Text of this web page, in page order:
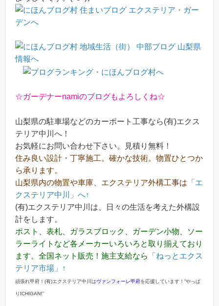
☆ガーデナーnamiのブログもよろしくね☆
山梨県の駐車場などのカーポート工事なら(有)エクス
テリア中川へ！
お気軽にお問い合わせ下さい。見積り無料！
住み良い設計・丁寧施工。確かな技術。物置ひとつか
ら承ります。
山梨県内の物置や車庫、エクステリア外構工事は 「エ
クステリア中川」へ↑
(有)エクステリア中川は、日々の生活を考えた外構設
計をします。
ポスト、表札、ガラスブロック、ガーデン小物、ソー
ラーライトなど各メーカーいろいろと取り揃えており
ます。全国ネット販売！施主支給なら
「ねっとエクス
テリア市場」↑
頑張れ甲府！(有)エクステリア中川はヴァンフォーレ甲府を応援しています！”やっぱ
りICHIGAN!”